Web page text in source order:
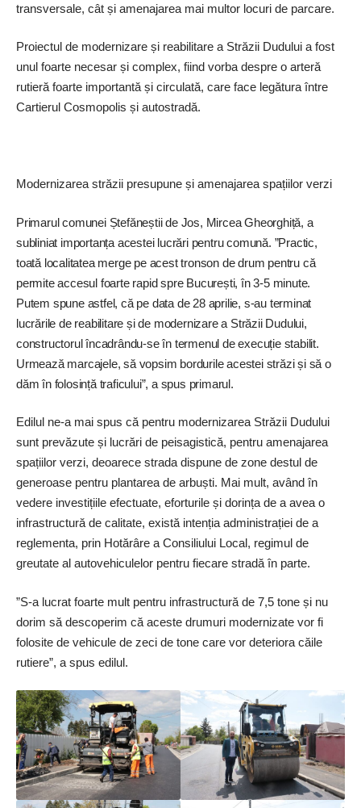
transversale, cât și amenajarea mai multor locuri de parcare.
Proiectul de modernizare și reabilitare a Străzii Dudului a fost
unul foarte necesar și complex, fiind vorba despre o arteră
rutieră foarte importantă și circulată, care face legătura între
Cartierul Cosmopolis și autostradă.
Modernizarea străzii presupune și amenajarea spațiilor verzi
Primarul comunei Ștefăneștii de Jos, ­Mircea Gheorghiță, a
subliniat importanța acestei lucrări pentru comună. ”Practic,
toată localitatea merge pe acest tronson de drum pentru că
permite accesul foarte rapid spre București, în 3-5 minute.
Putem spune astfel, că pe data de 28 aprilie, s-au terminat
lucrările de reabilitare și de modernizare a Străzii Dudului,
constructorul încadrându-se în termenul de execuție stabilit.
Urmează marcajele, să vopsim bordurile acestei străzi și să o
dăm în folosință traficului”, a spus primarul.
Edilul ne-a mai spus că pentru modernizarea Străzii Dudului
sunt prevăzute și lucrări de peisagistică, pentru amenajarea
spațiilor verzi, deoarece strada dispune de zone destul de
generoase pentru plantarea de arbuști. Mai mult, având în
vedere investițiile efectuate, eforturile și dorința de a avea o
infrastructură de calitate, există intenția administrației de a
reglementa, prin Hotărâre a Consiliului Local, regimul de
greutate al autovehiculelor pentru fiecare stradă în parte.
”S-a lucrat foarte mult pentru infrastructură de 7,5 tone și nu
dorim să descoperim că aceste drumuri modernizate vor fi
folosite de vehicule de zeci de tone care vor deteriora căile
rutiere”, a spus edilul.